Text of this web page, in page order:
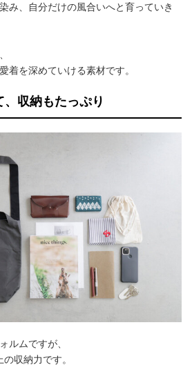
み、自分だけの風合いへと育っていき
着を深めていける素材です。
収納もたっぷり
ルムですが、
収納力です。